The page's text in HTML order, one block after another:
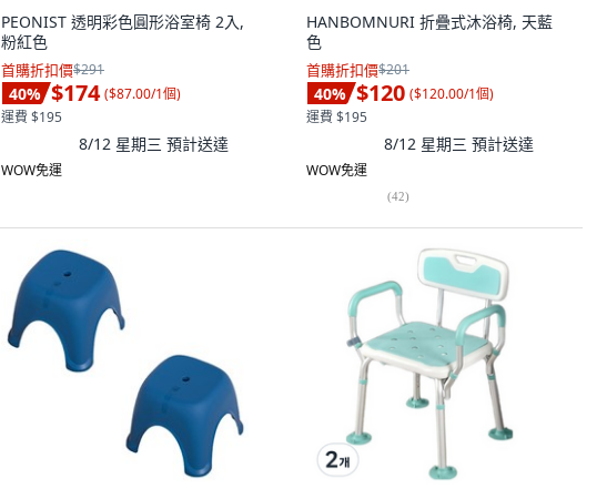
PEONIST 透明彩色圓形浴室椅 2入,
粉紅色
首購折扣價$291
40% $174 ($87.00/1個)
運費 $195
8/12 星期三 預計送達
WOW免運
HANBOMNURI 折疊式沐浴椅, 天藍
色
首購折扣價$201
40% $120 ($120.00/1個)
運費 $195
8/12 星期三 預計送達
WOW免運
(42)